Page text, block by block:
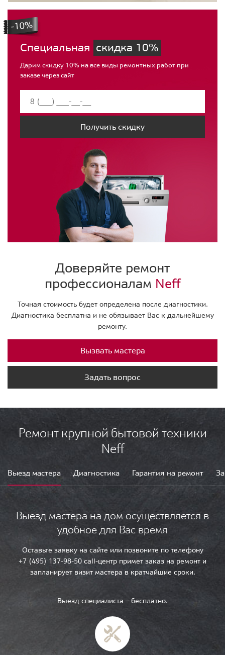
Специальная скидка 10%
Дарим скидку 10% на все виды ремонтных работ при
заказе через сайт
Получить скидку
Доверяйте ремонт
профессионалам Neff
Точная стоимость будет определена после диагностики.
Диагностика бесплатна и не обязывает Вас к дальнейшему
ремонту.
Вызвать мастера
Задать вопрос
Ремонт крупной бытовой техники
Neff
Выезд мастера Диагностика Гарантия на ремонт
Выезд мастера на дом осуществляется в
удобное для Вас время
Оставьте заявку на сайте или позвоните по телефону
+7 (495) 137-98-50 call-центр примет заказ на ремонт и
запланирует визит мастера в кратчайшие сроки.
Выезд специалиста — бесплатно.